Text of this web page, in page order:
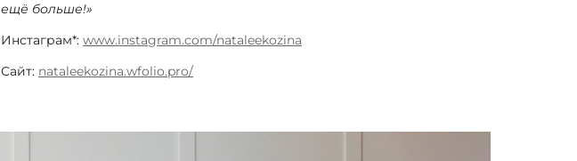
ещё больше!»
Инстаграм*: www.instagram.com/nataleekozina
Сайт: nataleekozina.wfolio.pro/